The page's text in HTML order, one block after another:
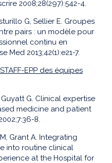
2008;28(297):542-4.
G, Sellier E. Groupes
pairs : un modèle pour
continu en
Med 2013;42(1):e21-7.
EPP des équipes
G. Clinical expertise
medicine and patient
8.
Grant A. Integrating
into routine clinical
at the Hospital for